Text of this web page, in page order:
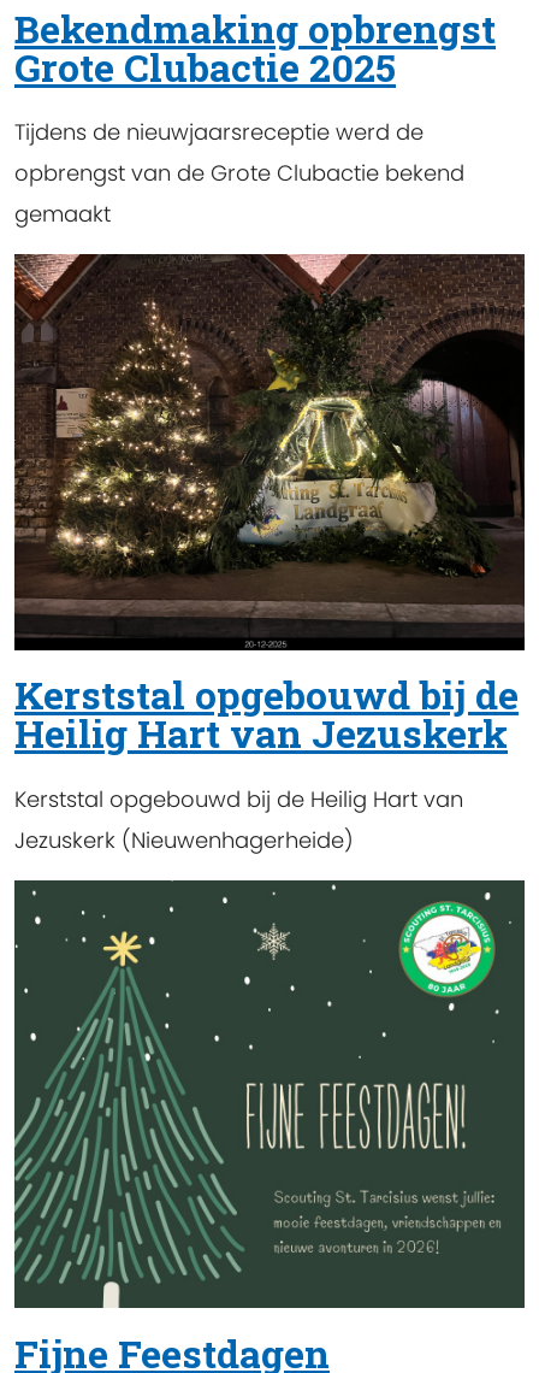
Bekendmaking opbrengst
Grote Clubactie 2025
Tijdens de nieuwjaarsreceptie werd de
opbrengst van de Grote Clubactie bekend
gemaakt
Kerststal opgebouwd bij de
Heilig Hart van Jezuskerk
Kerststal opgebouwd bij de Heilig Hart van
Jezuskerk (Nieuwenhagerheide)
Fijne Feestdagen